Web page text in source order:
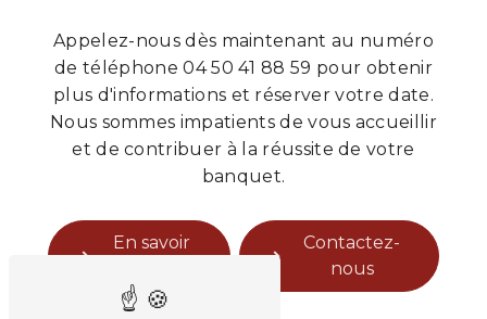
Appelez-nous dès maintenant au numéro
de téléphone 04 50 41 88 59 pour obtenir
plus d'informations et réserver votre date.
Nous sommes impatients de vous accueillir
et de contribuer à la réussite de votre
banquet.
En savoir
Contactez-
nous